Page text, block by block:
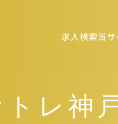
求人検索当
トレ神